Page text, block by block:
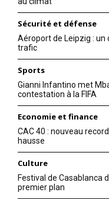
Sécurité et défense
Aéroport de Leipzig : un
trafic
Sports
Gianni Infantino met
contestation à la FIFA
Economie et finance
CAC 40 : nouveau
hausse
Culture
Festival de Casablanca
premier plan